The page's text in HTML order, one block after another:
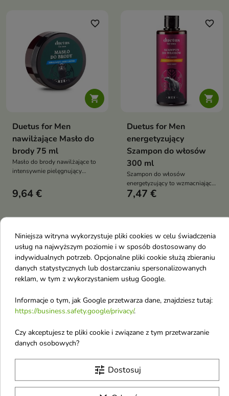
Bogata kompozycja naturalnych
olejów odżywia włoski,
poprawia ich elastyczność i
pielęgnuje skórę pod zarostem
hialuronowym, ceramidami i
koenzymem Q10 wspiera
naturalną barierę ochronną
skóry, poprawia jej elastyczność
oraz pomaga zachować zdrowy,

favorite_border
Duetus for Men
nawilżające Masło do
brody 75 ml
Masło do brody nawilżające to
intensywnie pielęgnujący
nawilża, regeneruje i zmiękcza
brodę, nadając jej zdrowy
9,64 €

favorite_border
Duetus for Men
energetyzujący
Szampon do włosów
300 ml
Szampon do włosów
energetyzujący to wzmacniający
szampon dla mężczyzn, który
pobudzając cebulki włosów i
Dzięki zawartości kofeiny,
tauryny i pantenolu poprawia
kondycję włosów, zapewniając
im energię, świeżość oraz
zdrowy wygląd
7,47 €

Duetus for Men
odżywczy Szampon do
włosów 300 ml
Szampon do włosów odżywczy
to wzmacniający szampon dla
mężczyzn, który skutecznie

favorite_border
Duetus for Men 3w1
ciała, twarzy i włosów
300 ml
Żel pod prysznic 3w1 to
Niniejsza witryna wykorzystuje pliki cookies w celu świadczenia
usług na najwyższym poziomie i w sposób dostosowany do
indywidualnych potrzeb. Opcjonalne pliki cookie służą zbieraniu
danych statystycznych lub dostarczaniu spersonalizowanych
reklam, w tym z wykorzystaniem usług Google.
Informacje o tym, jak Google przetwarza dane, znajdziesz tutaj:
https://business.safety.google/privacy/.
Czy akceptujesz te pliki cookie i związane z tym przetwarzanie
danych osobowych?
tune Dostosuj